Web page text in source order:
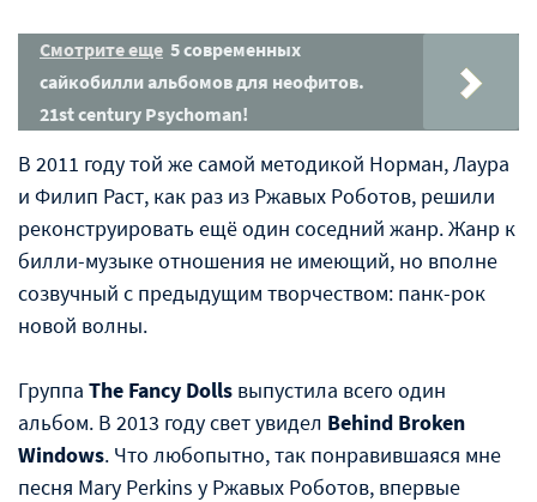
Смотрите еще 5 современных
сайкобилли альбомов для неофитов.
21st century Psychoman!
В 2011 году той же самой методикой Норман, Лаура
и Филип Раст, как раз из Ржавых Роботов, решили
реконструировать ещё один соседний жанр. Жанр к
билли-музыке отношения не имеющий, но вполне
созвучный с предыдущим творчеством: панк-рок
новой волны.
Группа The Fancy Dolls выпустила всего один
альбом. В 2013 году свет увидел Behind Broken
Windows. Что любопытно, так понравившаяся мне
песня Mary Perkins у Ржавых Роботов, впервые